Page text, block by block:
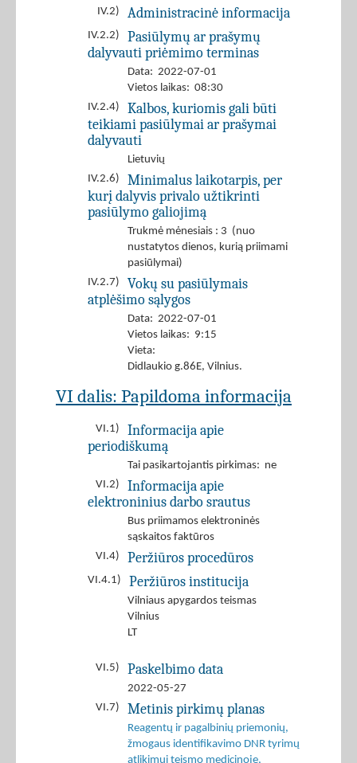
IV.2)
Administracinė informacija
IV.2.2)
Pasiūlymų ar prašymų
dalyvauti priėmimo terminas
Data: 2022-07-01
Vietos laikas: 08:30
IV.2.4)
Kalbos, kuriomis gali būti
teikiami pasiūlymai ar prašymai
dalyvauti
Lietuvių
IV.2.6)
Minimalus laikotarpis, per
kurį dalyvis privalo užtikrinti
pasiūlymo galiojimą
Trukmė mėnesiais : 3 (nuo
nustatytos dienos, kurią priimami
pasiūlymai)
IV.2.7)
Vokų su pasiūlymais
atplėšimo sąlygos
Data: 2022-07-01
Vietos laikas: 9:15
Vieta:
Didlaukio g.86E, Vilnius.
VI dalis: Papildoma informacija
VI.1)
Informacija apie
periodiškumą
Tai pasikartojantis pirkimas: ne
VI.2)
Informacija apie
elektroninius darbo srautus
Bus priimamos elektroninės
sąskaitos faktūros
VI.4)
Peržiūros procedūros
VI.4.1) Peržiūros institucija
Vilniaus apygardos teismas
Vilnius
LT
VI.5) Paskelbimo data
2022-05-27
VI.7)
Metinis pirkimų planas
Reagentų ir pagalbinių priemonių,
žmogaus identifikavimo DNR tyrimų
atlikimui teismo medicinoje,